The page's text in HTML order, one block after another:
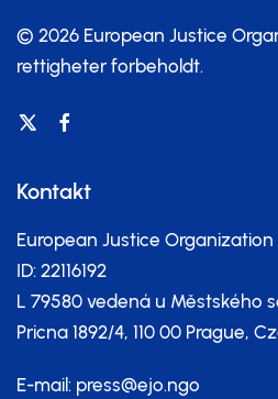
© 2026 European Justice
rettigheter forbeholdt.
Kontakt
European Justice Organization
ID: 22116192
L 79580 vedená u Městského
Pricna 1892/4, 110 00 Prague,
E-mail: press@ejo.ngo